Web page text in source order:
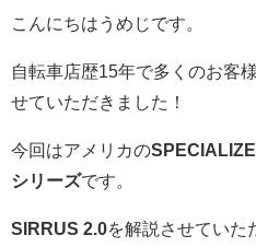
こんにちはうめじです。
自転車店歴15年で多くのお客
せていただきました！
今回はアメリカの
シリーズです。
SIRRUS 2.0を解説させていた